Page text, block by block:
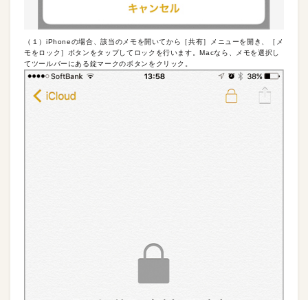
（１）iPhoneの場合、該当のメモを開いてから［共有］メニューを開き、［メ
モをロック］ボタンをタップしてロックを行います。Macなら、メモを選択し
てツールバーにある錠マークのボタンをクリック。